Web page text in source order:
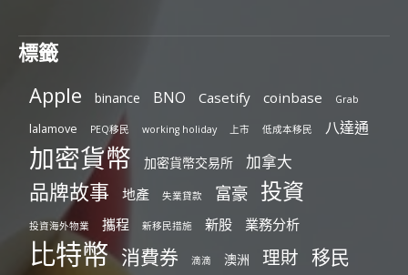
標籤
Apple binance BNO Casetify coinbase Grab
lalamove PEQ移民 working holiday 上市 低成本移民 八達通
加密貨幣 加密貨幣交易所 加拿大
品牌故事 地產 失業貸款 富豪 投資
投資海外物業 攜程 新移民措施 新股 業務分析
比特幣 消費券 滴滴 澳洲 理財 移民